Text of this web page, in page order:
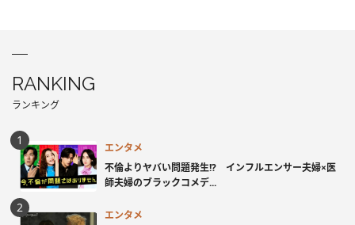
RANKING
ランキング
エンタメ
不倫よりヤバい問題発生!? インフルエンサー夫婦×医
師夫婦のブラックコメデ...
エンタメ